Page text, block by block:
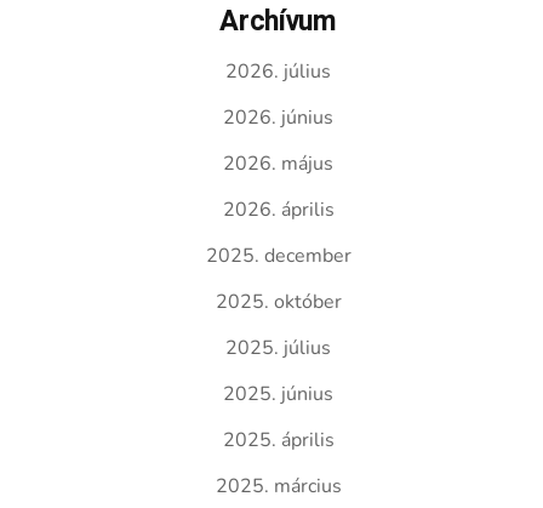
Archívum
2026. július
2026. június
2026. május
2026. április
2025. december
2025. október
2025. július
2025. június
2025. április
2025. március